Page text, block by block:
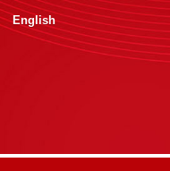
English